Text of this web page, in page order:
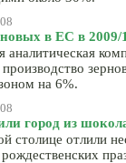
в ЕС в
аналитическая
на 6%.
город из
столице отлили